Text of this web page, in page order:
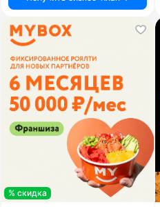
% скидка